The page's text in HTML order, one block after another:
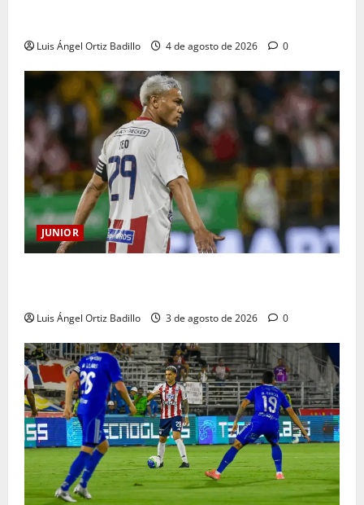
Luis Ángel Ortiz Badillo 4 de agosto de 2026 0
JUNIOR
Luis Ángel Ortiz Badillo 3 de agosto de 2026 0